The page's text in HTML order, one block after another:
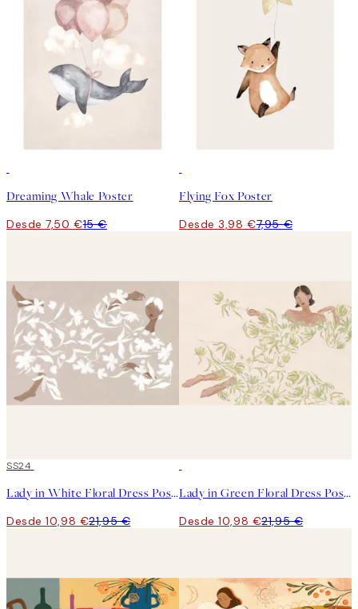
Dreaming Whale Poster
Desde 7,50 €15 €
Flying Fox Poster
Desde 3,98 €7,95 €
50%*
SS24
Lady in White Floral Dress Poster
Desde 10,98 €21,95 €
Lady in Green Floral Dress Poster
Desde 10,98 €21,95 €